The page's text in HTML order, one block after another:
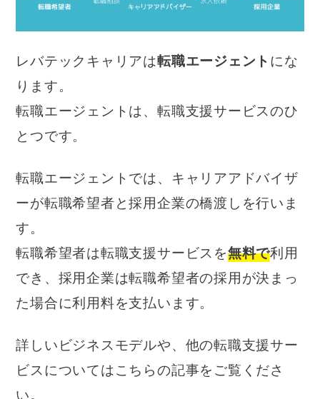
レバテックキャリアは転職エージェント にな
ります。
転職エージェントは、転職支援サービスのひ
とつです。
転職エージェントでは、キャリアアドバイザ
ーが転職希望者と採用企業の橋渡しを行いま
す。
転職希望者は転職支援サービスを無料で利用
でき、採用企業は転職希望者の採用が決まっ
た場合に利用料を支払います。
詳しいビジネスモデルや、他の転職支援サー
ビスについてはこちらの記事をご覧くださ
い。